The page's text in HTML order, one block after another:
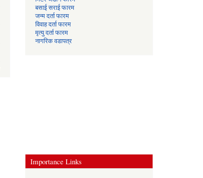
बसाई सराई फारम
जन्म दर्ता फारम
विवाह दर्ता फारम
मृत्यु दर्ता फारम
नागरिक वडापत्र
Importance Links